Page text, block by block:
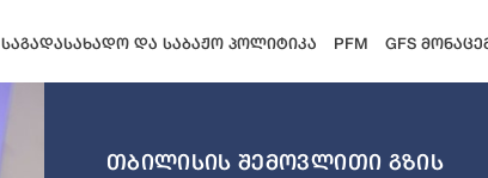
საგადასახადო და საბაჟო პოლიტიკა PFM GFS
თბილისის შემოვლითი გზის